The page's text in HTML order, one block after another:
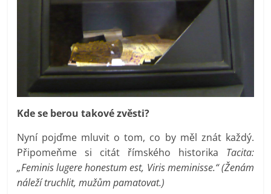
Kde se berou takové zvěsti?
Nyní pojďme mluvit o tom, co by měl znát každý.
Připomeňme si citát římského historika Tacita:
„Feminis lugere honestum est, Viris meminisse.“ (Ženám
náleží truchlit, mužům pamatovat.)